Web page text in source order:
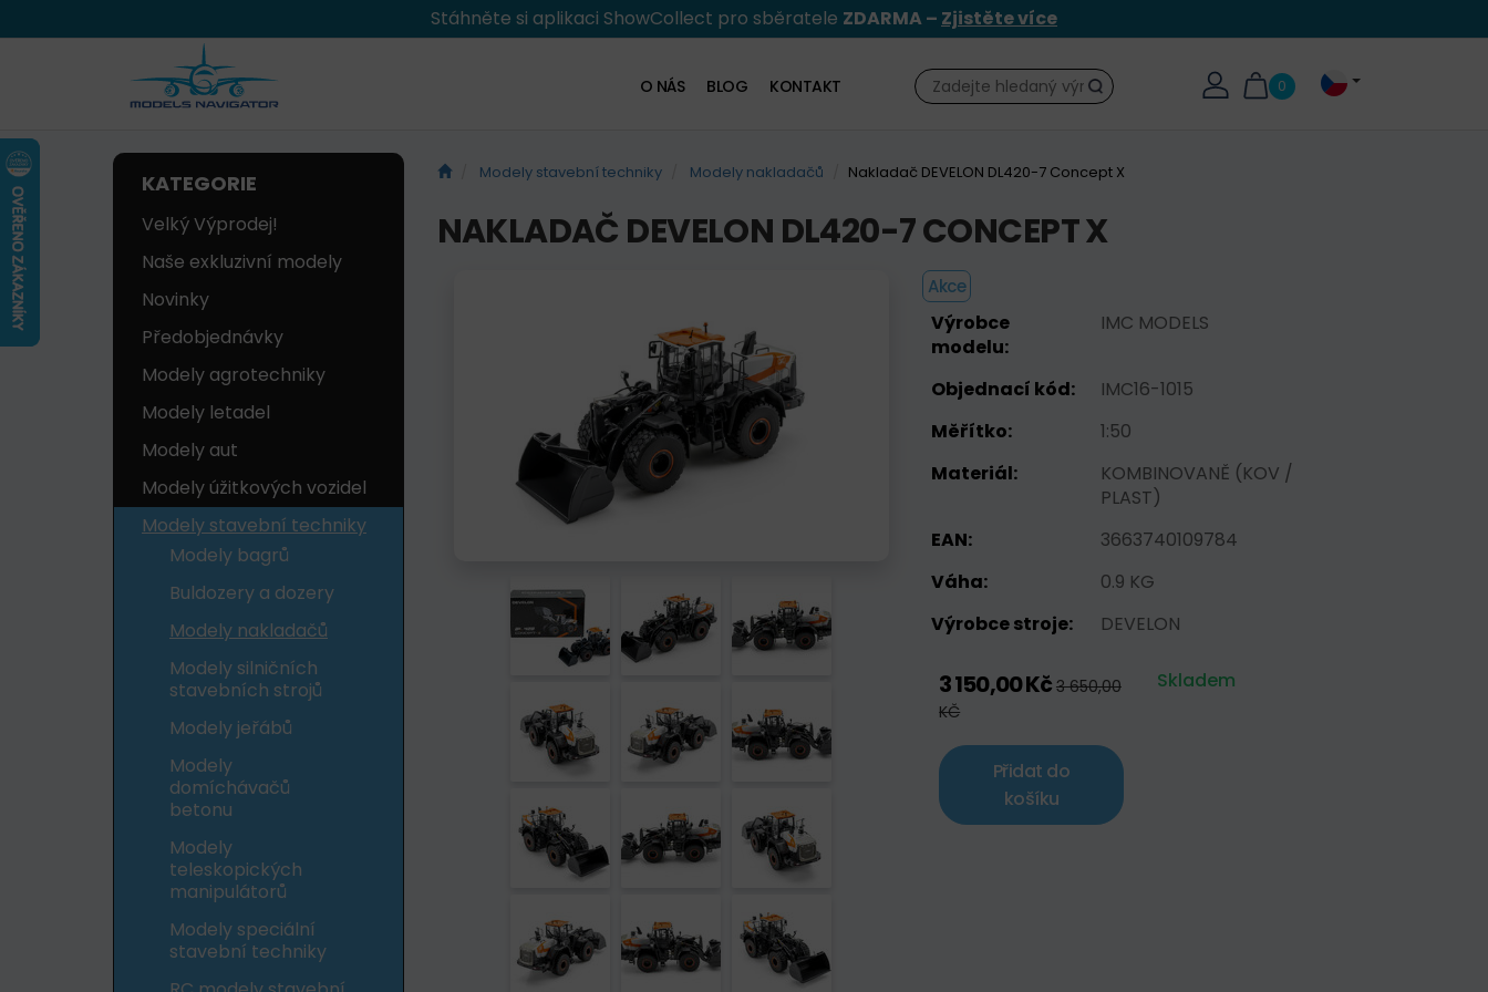
Stáhněte si aplikaci ShowCollect pro sběratele ZDARMA – Zjistěte více
0
Hledat
O NÁS BLOG KONTAKT
KATEGORIE
Velký Výprodej!
Naše exkluzivní modely
Novinky
Předobjednávky
Modely agrotechniky
Modely letadel
Modely aut
Modely úžitkových vozidel
Modely stavební techniky
Modely bagrů
Buldozery a dozery
Modely nakladačů
Modely silničních
stavebních strojů
Modely jeřábů
Modely
domíchávačů
betonu
Modely
teleskopických
manipulátorů
Modely speciální
stavební techniky
Modely stavební techniky Modely nakladačů Nakladač DEVELON DL420-7 Concept X
NAKLADAČ DEVELON DL420-7 CONCEPT X
Akce
Výrobce
modelu:
IMC MODELS
Objednací kód:
IMC16-1015
Měřítko:
1:50
Materiál:
KOMBINOVANĚ (KOV /
PLAST)
EAN:
3663740109784
Váha:
0.9 KG
Výrobce stroje:
DEVELON
3 150,00 Kč 3 650,00
KČ
Skladem
Přidat do
košíku